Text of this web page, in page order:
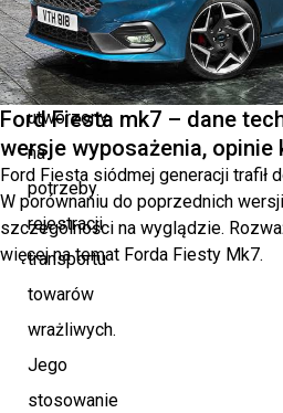
Nadzoru
Transportu)
został
utworzony
na
potrzeby
rejestracji
transportu
towarów
wrażliwych.
Jego
stosowanie
Ford Fiesta mk7 – dane
wersje wyposażenia, opinie
Ford Fiesta siódmej generacji trafił
W porównaniu do poprzednich
szczególności na wyglądzie.
więcej na temat Forda Fiesty Mk7.